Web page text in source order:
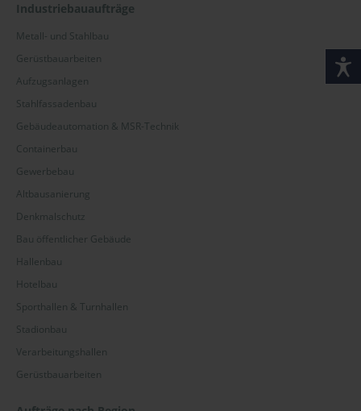
Industriebauaufträge
Metall- und Stahlbau
Gerüstbauarbeiten
Aufzugsanlagen
Stahlfassadenbau
Gebäudeautomation & MSR-Technik
Containerbau
Gewerbebau
Altbausanierung
Denkmalschutz
Bau öffentlicher Gebäude
Hallenbau
Hotelbau
Sporthallen & Turnhallen
Stadionbau
Verarbeitungshallen
Gerüstbauarbeiten